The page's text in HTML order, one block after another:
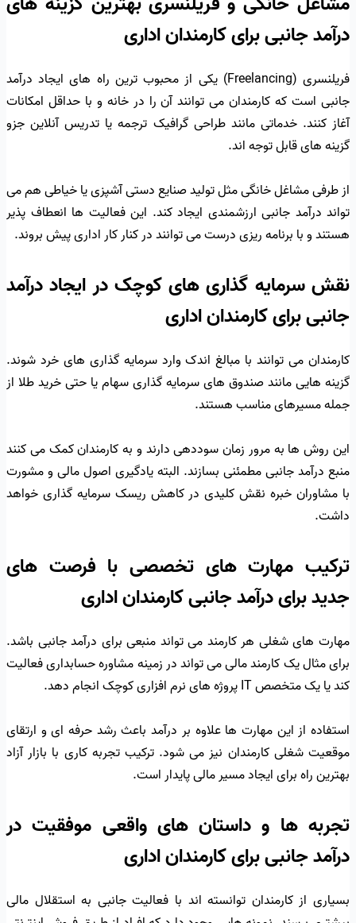
درآمد جانبی برای کارمندان اداری
فریلنسری (Freelancing) یکی از محبوب ترین راه های ایجاد درآمد
جانبی است که کارمندان می توانند آن را در خانه و با حداقل امکانات
آغاز کنند. خدماتی مانند طراحی گرافیک ترجمه یا تدریس آنلاین جزو
گزینه های قابل توجه اند.
از طرفی مشاغل خانگی مثل تولید صنایع دستی آشپزی یا خیاطی هم می
تواند درآمد جانبی ارزشمندی ایجاد کند. این فعالیت ها انعطاف پذیر
هستند و با برنامه ریزی درست می توانند در کنار کار اداری پیش بروند.
نقش سرمایه گذاری های کوچک در ایجاد درآمد
جانبی برای کارمندان اداری
کارمندان می توانند با مبالغ اندک وارد سرمایه گذاری های خرد شوند.
گزینه هایی مانند صندوق های سرمایه گذاری سهام یا حتی خرید طلا از
جمله مسیرهای مناسب هستند.
این روش ها به مرور زمان سوددهی دارند و به کارمندان کمک می کنند
منبع درآمد جانبی مطمئنی بسازند. البته یادگیری اصول مالی و مشورت
با مشاوران خبره نقش کلیدی در کاهش ریسک سرمایه گذاری خواهد
داشت.
ترکیب مهارت های تخصصی با فرصت های
جدید برای درآمد جانبی کارمندان اداری
مهارت های شغلی هر کارمند می تواند منبعی برای درآمد جانبی باشد.
برای مثال یک کارمند مالی می تواند در زمینه مشاوره حسابداری فعالیت
کند یا یک متخصص IT پروژه های نرم افزاری کوچک انجام دهد.
استفاده از این مهارت ها علاوه بر درآمد باعث رشد حرفه ای و ارتقای
موقعیت شغلی کارمندان نیز می شود. ترکیب تجربه کاری با بازار آزاد
بهترین راه برای ایجاد مسیر مالی پایدار است.
تجربه ها و داستان های واقعی موفقیت در
درآمد جانبی برای کارمندان اداری
بسیاری از کارمندان توانسته اند با فعالیت جانبی به استقلال مالی